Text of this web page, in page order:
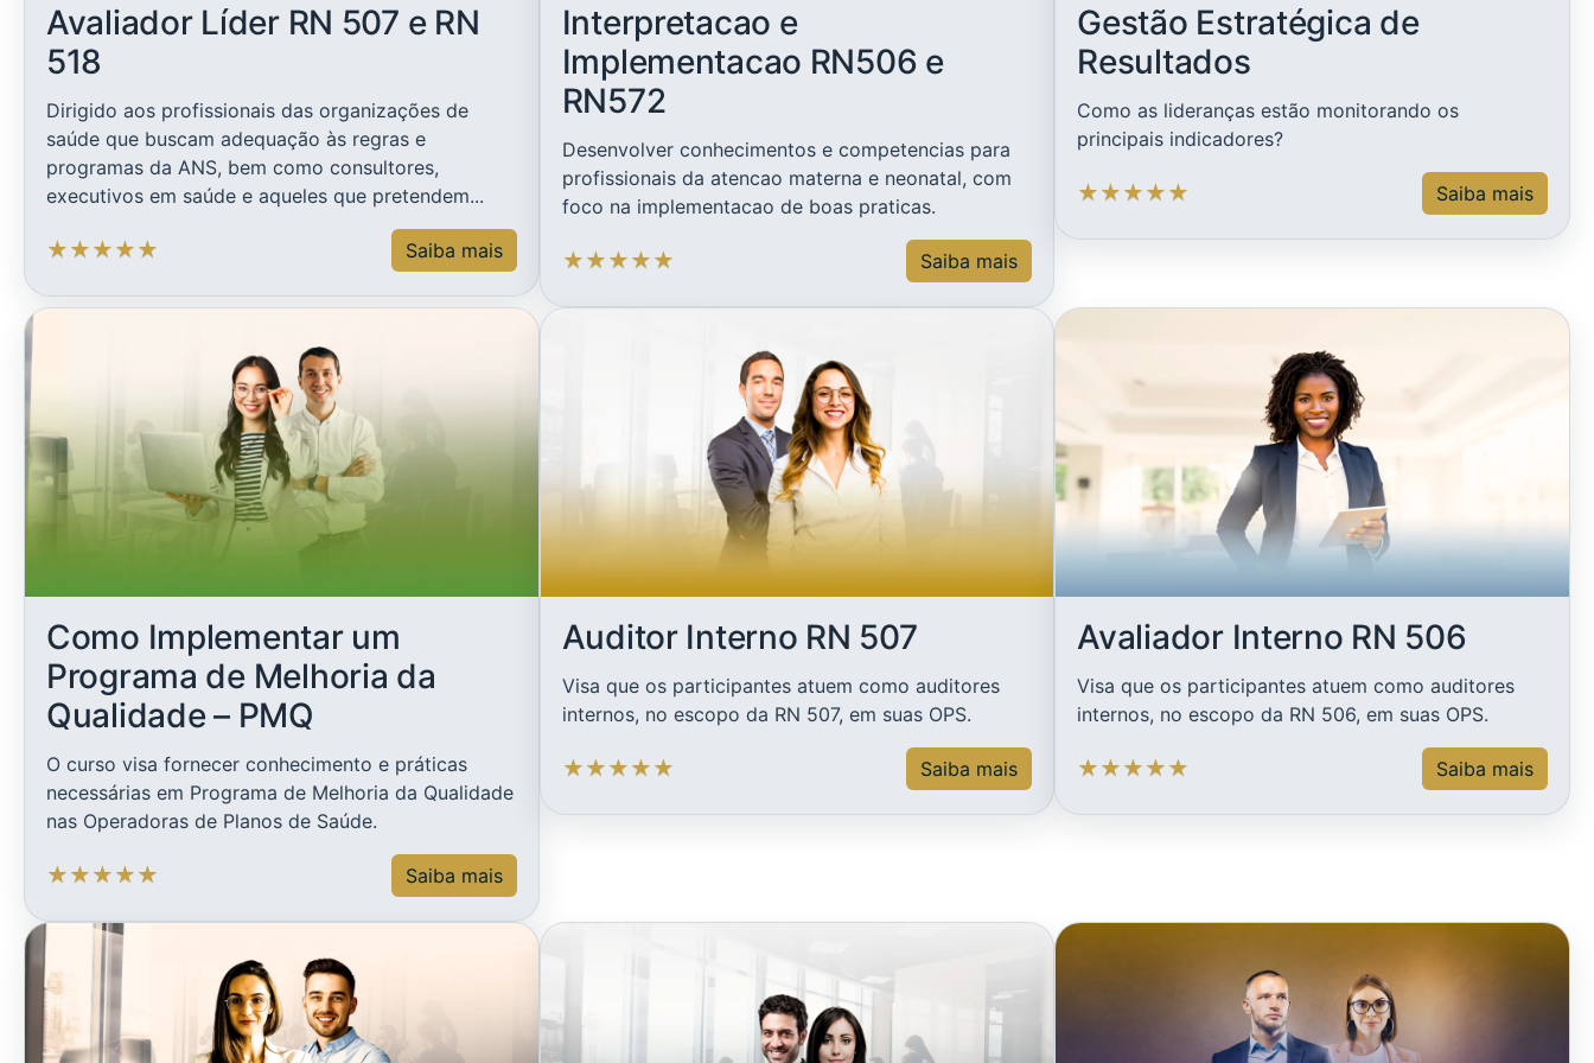
Avaliador Líder RN 507 e RN
518
Dirigido aos profissionais das organizações de
saúde que buscam adequação às regras e
programas da ANS, bem como consultores,
executivos em saúde e aqueles que pretendem...
★★★★★ Saiba mais
Interpretacao e
Implementacao RN506 e
RN572
Desenvolver conhecimentos e competencias para
profissionais da atencao materna e neonatal, com
foco na implementacao de boas praticas.
★★★★★ Saiba mais
Gestão Estratégica de
Resultados
Como as lideranças estão monitorando os
principais indicadores?
★★★★★ Saiba mais
Como Implementar um
Programa de Melhoria da
Qualidade – PMQ
O curso visa fornecer conhecimento e práticas
necessárias em Programa de Melhoria da Qualidade
nas Operadoras de Planos de Saúde.
★★★★★ Saiba mais
Auditor Interno RN 507
Visa que os participantes atuem como auditores
internos, no escopo da RN 507, em suas OPS.
★★★★★ Saiba mais
Avaliador Interno RN 506
Visa que os participantes atuem como auditores
internos, no escopo da RN 506, em suas OPS.
★★★★★ Saiba mais